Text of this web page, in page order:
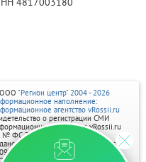
"Регион центр" 2004 - 2026
наполнение:
агентство vRossii.ru
о регистрации СМИ
агентства vRossii.ru
№ ФС 77‑35502
РОСКОМНАДЗОРом 04 марта